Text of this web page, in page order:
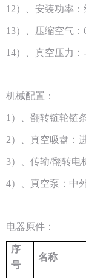
12）、安装功率
13）、压缩空气：
14）、真空压力：
机械配置：
1）、翻转链轮链
2）、真空吸盘：
3）、传输/翻转电
4）、真空泵：中
电器原件：
序
号
名称